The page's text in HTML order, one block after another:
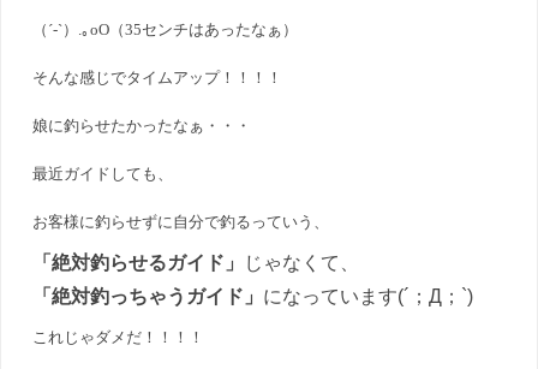
（´-`）.｡oO（35センチはあったなぁ）
そんな感じでタイムアップ！！！！
娘に釣らせたかったなぁ・・・
最近ガイドしても、
お客様に釣らせずに自分で釣るっていう、
「絶対釣らせるガイド」
じゃなくて、
「絶対釣っちゃうガイド」 になっています(´；Д；`)
これじゃダメだ！！！！